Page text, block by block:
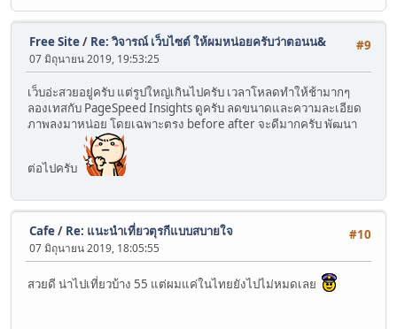
#9
Free Site/ Re: วิจารณ์ เว็บไซต์ ให้ผมหน่อยครับว่าตอนน&
07 มิถุนายน 2019, 19:53:25
เว็บอ่ะสวยอยู่ครับ แต่รูปใหญ่เกินไปครับ เวลาโหลดทำให้ช้ามากๆ
ลองเทสกับ PageSpeed Insights ดูครับ ลดขนาดและความละเอียด
ภาพลงมาหน่อย โดยเฉพาะตรง before after จะดีมากครับ พัฒนา
ต่อไปครับ
#10
Cafe/ Re: แนะนำเที่ยวตุรกีแบบสบายใจ
07 มิถุนายน 2019, 18:05:55
สวยดี น่าไปเที่ยวบ้าง 55 แต่ผมแค่ในไทยยังไปไม่หมดเลย